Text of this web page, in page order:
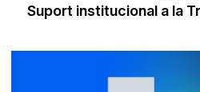
Suport institucional a la